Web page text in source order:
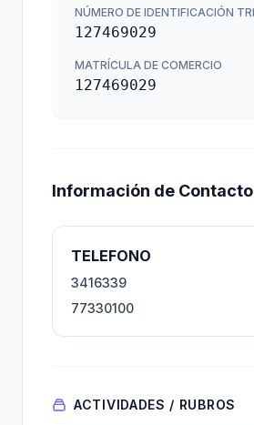
NÚMERO DE IDENTIFICACIÓN
127469029
MATRÍCULA DE COMERCIO
127469029
Información de Contacto
TELEFONO
3416339
77330100
ACTIVIDADES / RUBROS